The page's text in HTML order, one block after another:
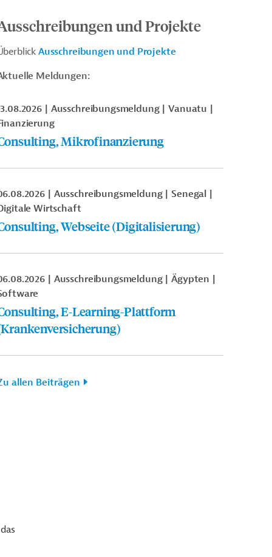
und Projekte
Ausschreibungen und Projekte
Meldungen:
Ausschreibungsmeldung
Vanuatu
Mikrofinanzierung
Ausschreibungsmeldung
Senegal
Wirtschaft
Webseite (Digitalisierung)
Ausschreibungsmeldung
Ägypten
E-Learning-Plattform
allen Beiträgen